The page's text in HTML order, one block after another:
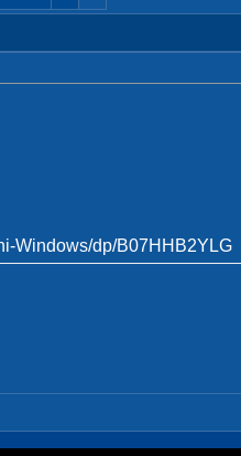
Windows/dp/B07HHB2YLG